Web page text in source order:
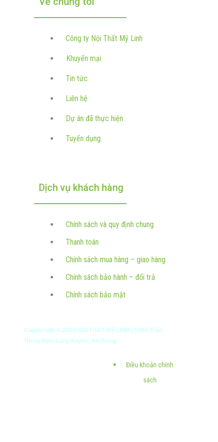
Công ty Nội Thất Mỹ Linh
Khuyến mại
Tin tức
Liên hệ
Dự án đã thực hiện
Tuyển dụng
Dịch vụ khách hàng
Chính sách và quy định chung
Thanh toán
Chính sách mua hàng – giao hàng
Chính sách bảo hành – đổi trả
Chính sách bảo mật
Coppyright © 2026 NỘI THẤT MỸ LINH | 1900 Trần
Hưng Đạo, Long Xuyên, An Giang
Điều khoản chính
sách